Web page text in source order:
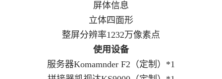
屏体信息
立体四面形
整屏分辨率1232万像素点
使用设备
服务器Komamnder F2 （定制） *1